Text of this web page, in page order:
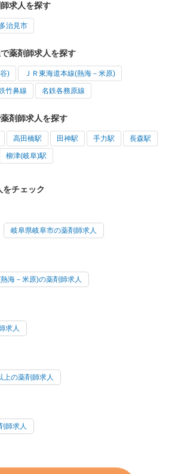
求人を探す
多治見市
薬剤師求人を探す
) ＪＲ東海道本線(熱海－米原)
竹鼻線 名鉄各務原線
剤師求人を探す
高田橋駅 田神駅 手力駅 長森駅
柳津(岐阜)駅
をチェック
岐阜県岐阜市の薬剤師求人
海－米原)の薬剤師求人
求人
上の薬剤師求人
師求人